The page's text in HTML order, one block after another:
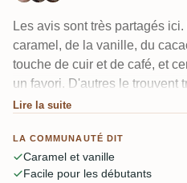
Les avis sont très partagés
caramel, de la vanille, du
touche de cuir et de café, et
un favori. D'autres le trouvent
plus léger qu'ils ne le
moins équilibré que le Malteco
Lire la suite
LA COMMUNAUTÉ DIT
Caramel et vanille
Facile pour les débutants